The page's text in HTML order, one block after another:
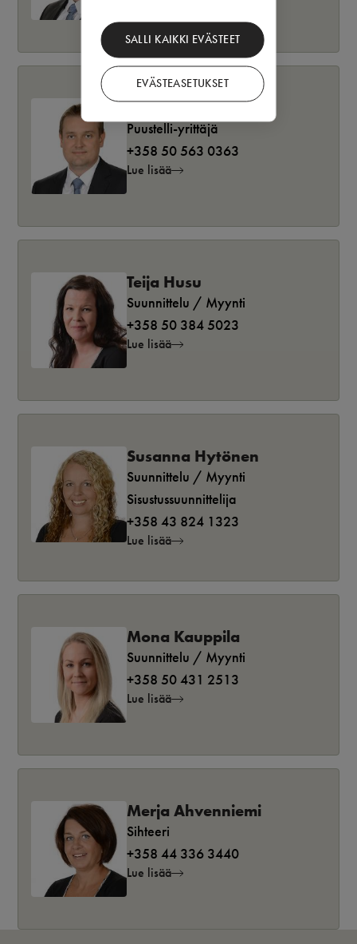
SALLI KAIKKI EVÄSTEET
EVÄSTEASETUKSET
Henri Lumino
Puustelli-yrittäjä
+358 50 563 0363
Lue lisää
Teija Husu
Suunnittelu / Myynti
+358 50 384 5023
Lue lisää
Susanna Hytönen
Suunnittelu / Myynti
Sisustussuunnittelija
+358 43 824 1323
Lue lisää
Mona Kauppila
Suunnittelu / Myynti
+358 50 431 2513
Lue lisää
Merja Ahvenniemi
Sihteeri
+358 44 336 3440
Lue lisää